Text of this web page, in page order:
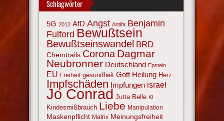
Schlagwörter
5G 2012 AfD Angst Antifa Benjamin
Fulford Bewußtsein
Bewußtseinswandel BRD
Chemtrails Corona Dagmar
Neubronner Deutschland Epstein
EU Freiheit gesundheit Gott Heilung Herz
Impfschäden Impfungen israel
Jo Conrad Jutta Belle KI
Kindesmißbrauch Liebe Manipulation
Maskenpflicht Matrix Meinungsfreiheit